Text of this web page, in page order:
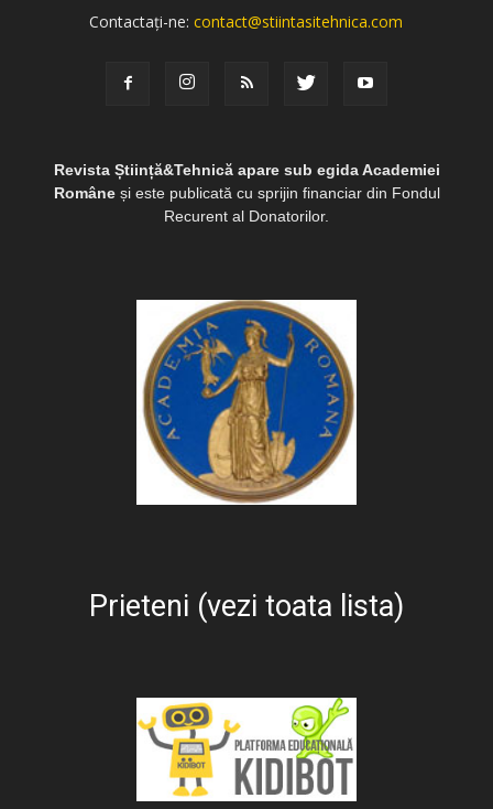
Contactați-ne:contact@stiintasitehnica.com
Revista Știință&Tehnică apare sub egida Academiei
Româneși este publicată cu sprijin financiar din Fondul
Recurent al Donatorilor.
Prieteni (vezi toata lista)